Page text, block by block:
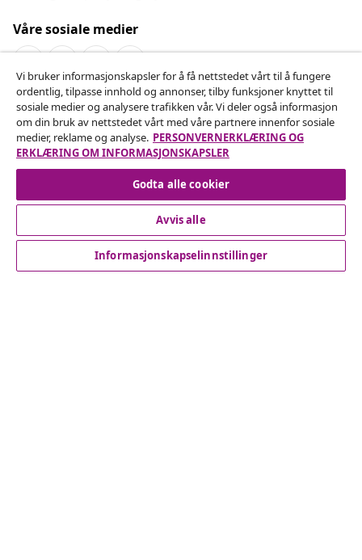
Våre sosiale medier
Angre på kontrakten
Send inn en angrerett for bestillingen din.
Angre på kontrakten
Kundeservice
Vi bruker informasjonskapsler for å få nettstedet vårt til å fungere
ordentlig, tilpasse innhold og annonser, tilby funksjoner knyttet til
sosiale medier og analysere trafikken vår. Vi deler også informasjon
om din bruk av nettstedet vårt med våre partnere innenfor sosiale
medier, reklame og analyse. PERSONVERNERKLÆRING OG
ERKLÆRING OM INFORMASJONSKAPSLER
Godta alle cookier
Avvis alle
Informasjonskapselinnstillinger